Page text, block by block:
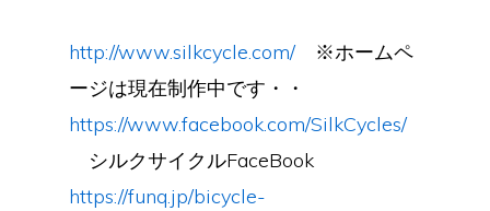
http://www.silkcycle.com/※ホームペ
ージは現在制作中です・・
https://www.facebook.com/SilkCycles/
シルクサイクルFaceBook
https://funq.jp/bicycle-